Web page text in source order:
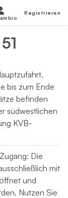
bis zum Ende
befinden
südwestlichen
KVB-
Die
mit
und
Nutzen Sie
Registrieren